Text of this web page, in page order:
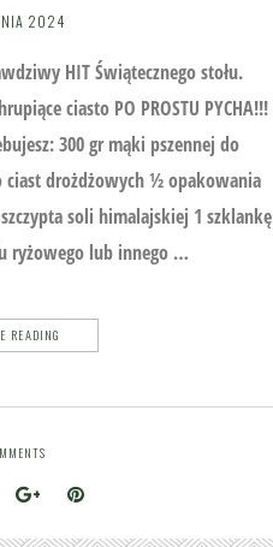
2024
HIT Świątecznego stołu.
ciasto PO PROSTU PYCHA!!!
300 gr mąki pszennej do
ciast drożdżowych ½ opakowania
soli himalajskiej 1 szklankę
ryżowego lub innego …
READING